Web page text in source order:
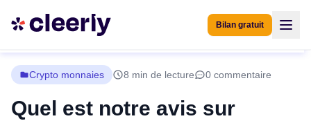
Bilan gratuit
Crypto monnaies 8 min de lecture 0 commentaire
Quel est notre avis sur